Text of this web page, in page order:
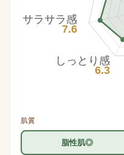
しっとり感
6.3
サラサラ感
7.6
肌質
脂性肌◎